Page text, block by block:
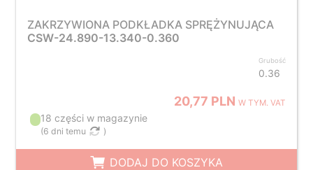
ZAKRZYWIONA PODKŁADKA SPRĘŻYNUJĄCA
CSW-24.890-13.340-0.360
Grubość
0.36
20,77 PLNW TYM. VAT
18 części w magazynie
(6 dni temu )
DODAJ DO KOSZYKA